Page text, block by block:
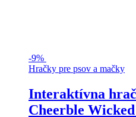
-9%
Hračky pre psov a mačky
Interaktívna
Cheerble